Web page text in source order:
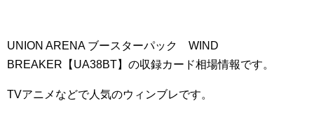
UNION ARENA ブースターパック WIND
BREAKER【UA38BT】の収録カード相場情報です。
TVアニメなどで人気のウィンブレです。